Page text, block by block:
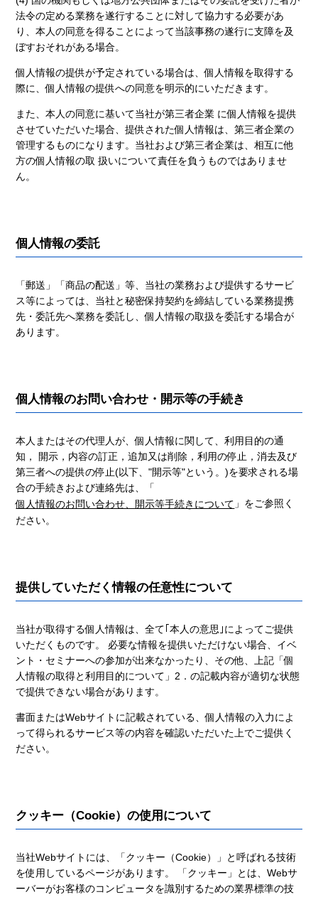
法令の定める業務を遂行することに対して協力する必要があ
り、本人の同意を得ることによって当該事務の遂行に支障を及
ぼすおそれがある場合。
個人情報の提供が予定されている場合は、個人情報を取得する
際に、個人情報の提供への同意を明示的にいただきます。
また、本人の同意に基いて当社が第三者企業 に個人情報を提供
させていただいた場合、提供された個人情報は、第三者企業の
管理するものになります。当社および第三者企業は、相互に他
方の個人情報の取 扱いについて責任を負うものではありませ
ん。
個人情報の委託
「郵送」「商品の配送」等、当社の業務および提供するサービ
ス等によっては、当社と秘密保持契約を締結している業務提携
先・委託先へ業務を委託し、個人情報の取扱を委託する場合が
あります。
個人情報のお問い合わせ・開示等の手続き
本人またはその代理人が、個人情報に関して、利用目的の通
知， 開示，内容の訂正，追加又は削除，利用の停止，消去及び
第三者への提供の停止(以下、"開示等"という。)を要求される場
合の手続きおよび連絡先は、「
個人情報のお問い合わせ、開示等手続きについて 」をご参照く
ださい。
提供していただく情報の任意性について
当社が取得する個人情報は、全て｢本人の意思｣によってご提供
いただくものです。 必要な情報を提供いただけない場合、イベ
ント・セミナーへの参加が出来なかったり、その他、上記「個
人情報の取得と利用目的について」2．の記載内容が適切な状態
で提供できない場合があります。
書面またはWebサイトに記載されている、個人情報の入力によ
って得られるサービス等の内容を確認いただいた上でご提供く
ださい。
クッキー（Cookie）の使用について
当社Webサイトには、「クッキー（Cookie）」と呼ばれる技術
を使用しているページがあります。 「クッキー」とは、Webサ
ーバーがお客様のコンピュータを識別するための業界標準の技